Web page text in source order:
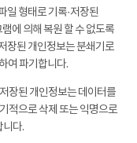
일 형태로 기록·저장된
에 의해 복원 할 수 없도록
장된 개인정보는 분쇄기로
여 파기합니다.
장된 개인정보는 데이터를
적으로 삭제 또는 익명으로
니다.